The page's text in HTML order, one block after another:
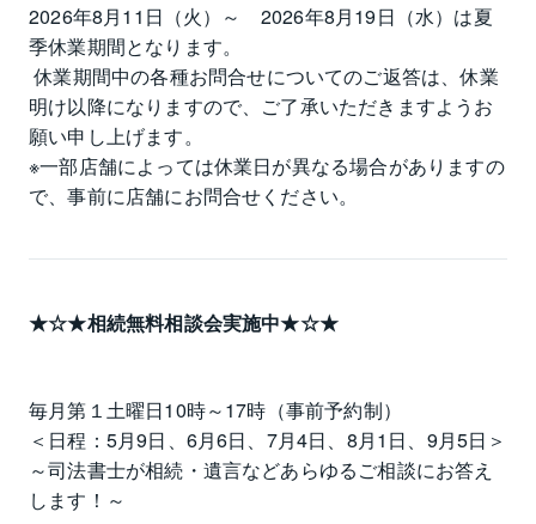
2026年8月11日（火）～　2026年8月19日（水）は夏
季休業期間となります。
休業期間中の各種お問合せについてのご返答は、休業
明け以降になりますので、ご了承いただきますようお
願い申し上げます。
※一部店舗によっては休業日が異なる場合がありますの
で、事前に店舗にお問合せください。
★☆★相続無料相談会実施中★☆★
毎月第１土曜日10時～17時（事前予約制）
＜日程：5月9日、6月6日、7月4日、8月1日、9月5日＞
～司法書士が相続・遺言などあらゆるご相談にお答え
します！～